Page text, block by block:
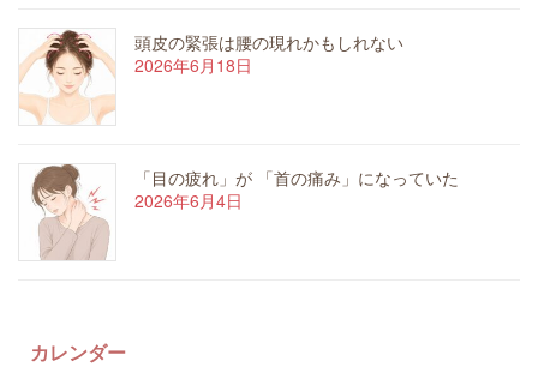
頭皮の緊張は腰の現れかもしれない
2026年6月18日
「目の疲れ」が 「首の痛み」になっていた
2026年6月4日
カレンダー